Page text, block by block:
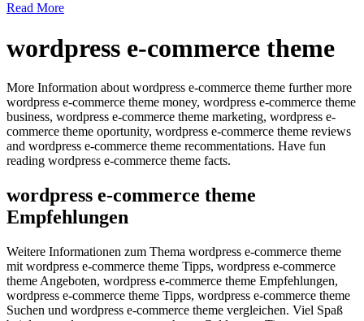
Read More
wordpress e-commerce theme
More Information about wordpress e-commerce theme further more
wordpress e-commerce theme money, wordpress e-commerce theme
business, wordpress e-commerce theme marketing, wordpress e-
commerce theme oportunity, wordpress e-commerce theme reviews
and wordpress e-commerce theme recommentations. Have fun
reading wordpress e-commerce theme facts.
wordpress e-commerce theme
Empfehlungen
Weitere Informationen zum Thema wordpress e-commerce theme
mit wordpress e-commerce theme Tipps, wordpress e-commerce
theme Angeboten, wordpress e-commerce theme Empfehlungen,
wordpress e-commerce theme Tipps, wordpress e-commerce theme
Suchen und wordpress e-commerce theme vergleichen. Viel Spaß